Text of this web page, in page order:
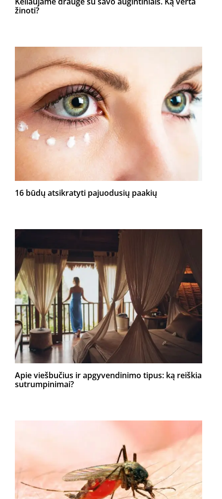
žinoti?
16 būdų atsikratyti pajuodusių paakių
Apie viešbučius ir apgyvendinimo tipus: ką reiškia
sutrumpinimai?